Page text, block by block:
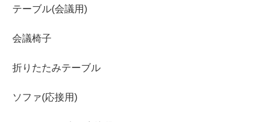
テーブル(会議用)
会議椅子
折りたたみテーブル
ソファ(応接用)